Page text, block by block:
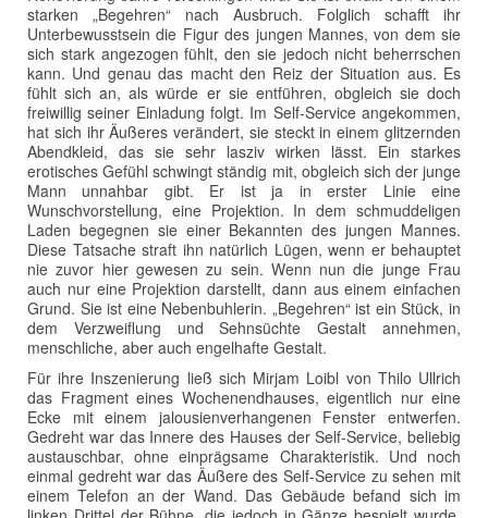
starken „Begehren“ nach Ausbruch. Folglich schafft ihr
Unterbewusstsein die Figur des jungen Mannes, von dem sie
sich stark angezogen fühlt, den sie jedoch nicht beherrschen
kann. Und genau das macht den Reiz der Situation aus. Es
fühlt sich an, als würde er sie entführen, obgleich sie doch
freiwillig seiner Einladung folgt. Im Self-Service angekommen,
hat sich ihr Äußeres verändert, sie steckt in einem glitzernden
Abendkleid, das sie sehr lasziv wirken lässt. Ein starkes
erotisches Gefühl schwingt ständig mit, obgleich sich der junge
Mann unnahbar gibt. Er ist ja in erster Linie eine
Wunschvorstellung, eine Projektion. In dem schmuddeligen
Laden begegnen sie einer Bekannten des jungen Mannes.
Diese Tatsache straft ihn natürlich Lügen, wenn er behauptet
nie zuvor hier gewesen zu sein. Wenn nun die junge Frau
auch nur eine Projektion darstellt, dann aus einem einfachen
Grund. Sie ist eine Nebenbuhlerin. „Begehren“ ist ein Stück, in
dem Verzweiflung und Sehnsüchte Gestalt annehmen,
menschliche, aber auch engelhafte Gestalt.
Für ihre Inszenierung ließ sich Mirjam Loibl von Thilo Ullrich
das Fragment eines Wochenendhauses, eigentlich nur eine
Ecke mit einem jalousienverhangenen Fenster entwerfen.
Gedreht war das Innere des Hauses der Self-Service, beliebig
austauschbar, ohne einprägsame Charakteristik. Und noch
einmal gedreht war das Äußere des Self-Service zu sehen mit
einem Telefon an der Wand. Das Gebäude befand sich im